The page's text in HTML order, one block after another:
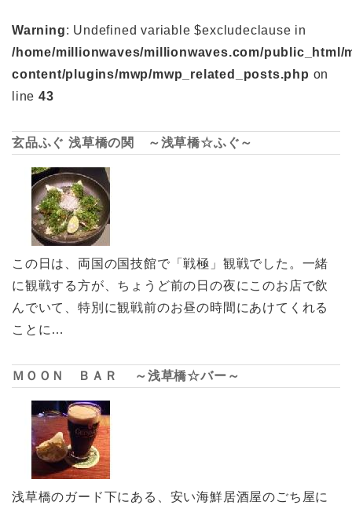
Warning: Undefined variable $excludeclause in
/home/millionwaves/millionwaves.com/public_html/
content/plugins/mwp/mwp_related_posts.php on
line 43
玄品ふぐ 浅草橋の関 ～浅草橋☆ふぐ～
この日は、両国の国技館で「戦極」観戦でした。一緒
に観戦する方が、ちょうど前の日の夜にこのお店で飲
んでいて、特別に観戦前のお昼の時間にあけてくれる
ことに…
ＭＯＯＮ ＢＡＲ ～浅草橋☆バー～
浅草橋のガード下にある、安い海鮮居酒屋のごち屋に